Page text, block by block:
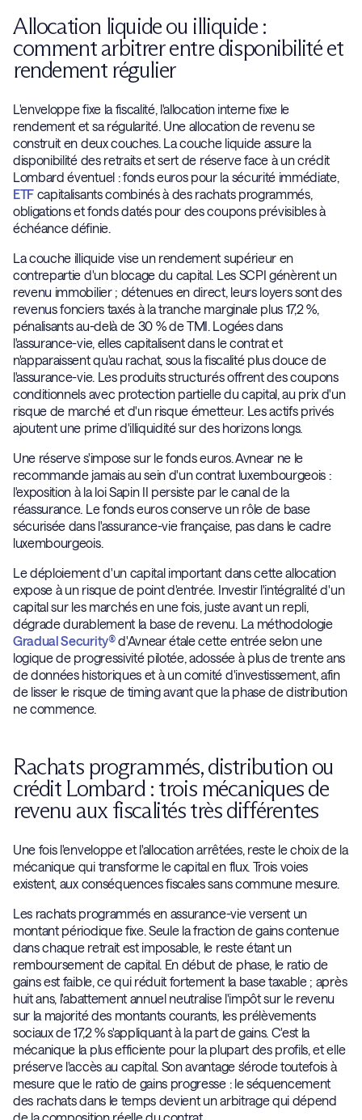
Allocation liquide ou illiquide :
comment arbitrer entre disponibilité et
rendement régulier
L'enveloppe fixe la fiscalité, l'allocation interne fixe le
rendement et sa régularité. Une allocation de revenu se
construit en deux couches. La couche liquide assure la
disponibilité des retraits et sert de réserve face à un crédit
Lombard éventuel : fonds euros pour la sécurité immédiate,
ETF capitalisants combinés à des rachats programmés,
obligations et fonds datés pour des coupons prévisibles à
échéance définie.
La couche illiquide vise un rendement supérieur en
contrepartie d'un blocage du capital. Les SCPI génèrent un
revenu immobilier ; détenues en direct, leurs loyers sont des
revenus fonciers taxés à la tranche marginale plus 17,2 %,
pénalisants au-delà de 30 % de TMI. Logées dans
l'assurance-vie, elles capitalisent dans le contrat et
n'apparaissent qu'au rachat, sous la fiscalité plus douce de
l'assurance-vie. Les produits structurés offrent des coupons
conditionnels avec protection partielle du capital, au prix d'un
risque de marché et d'un risque émetteur. Les actifs privés
ajoutent une prime d'illiquidité sur des horizons longs.
Une réserve s'impose sur le fonds euros. Avnear ne le
recommande jamais au sein d'un contrat luxembourgeois :
l'exposition à la loi Sapin II persiste par le canal de la
réassurance. Le fonds euros conserve un rôle de base
sécurisée dans l'assurance-vie française, pas dans le cadre
luxembourgeois.
Le déploiement d'un capital important dans cette allocation
expose à un risque de point d'entrée. Investir l'intégralité d'un
capital sur les marchés en une fois, juste avant un repli,
dégrade durablement la base de revenu. La méthodologie
Gradual Security®d'Avnear étale cette entrée selon une
logique de progressivité pilotée, adossée à plus de trente ans
de données historiques et à un comité d'investissement, afin
de lisser le risque de timing avant que la phase de distribution
ne commence.
Rachats programmés, distribution ou
crédit Lombard : trois mécaniques de
revenu aux fiscalités très différentes
Une fois l'enveloppe et l'allocation arrêtées, reste le choix de la
mécanique qui transforme le capital en flux. Trois voies
existent, aux conséquences fiscales sans commune mesure.
Les rachats programmés en assurance-vie versent un
montant périodique fixe. Seule la fraction de gains contenue
dans chaque retrait est imposable, le reste étant un
remboursement de capital. En début de phase, le ratio de
gains est faible, ce qui réduit fortement la base taxable ; après
huit ans, l'abattement annuel neutralise l'impôt sur le revenu
sur la majorité des montants courants, les prélèvements
sociaux de 17,2 % s'appliquant à la part de gains. C'est la
mécanique la plus efficiente pour la plupart des profils, et elle
préserve l'accès au capital. Son avantage s'érode toutefois à
mesure que le ratio de gains progresse : le séquencement
des rachats dans le temps devient un arbitrage qui dépend